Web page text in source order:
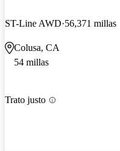
ST-Line AWD 56,371 millas
Colusa, CA
54 millas
Trato justo